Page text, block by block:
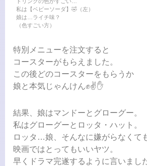
私は【ベビーソーダ】🤣（左）
娘は…ライチ味？
（色すごい方）
特別メニューを注文すると
コースターがもらえました。
この後どのコースターをもらうか
娘と本気じゃんけん✊✌️✋
結果、娘はマンドーとグローグー。
私はグローグーとロッタ・ハット。
ロッタ…娘、そんなに嫌がらなくて
映画ではとってもいいヤツ。
早くドラマ完遂するように言いまし